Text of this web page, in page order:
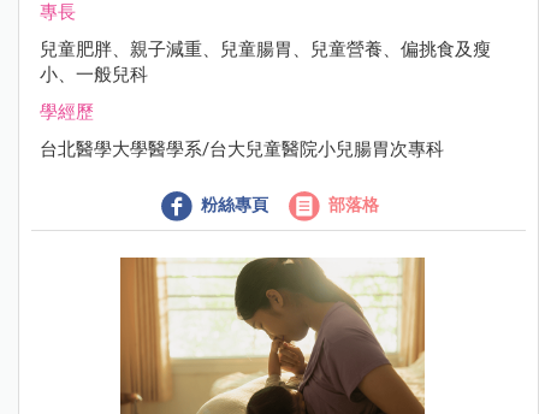
專長
兒童肥胖、親子減重、兒童腸胃、兒童營養、偏挑食及瘦
小、一般兒科
學經歷
台北醫學大學醫學系/台大兒童醫院小兒腸胃次專科
粉絲專頁 部落格